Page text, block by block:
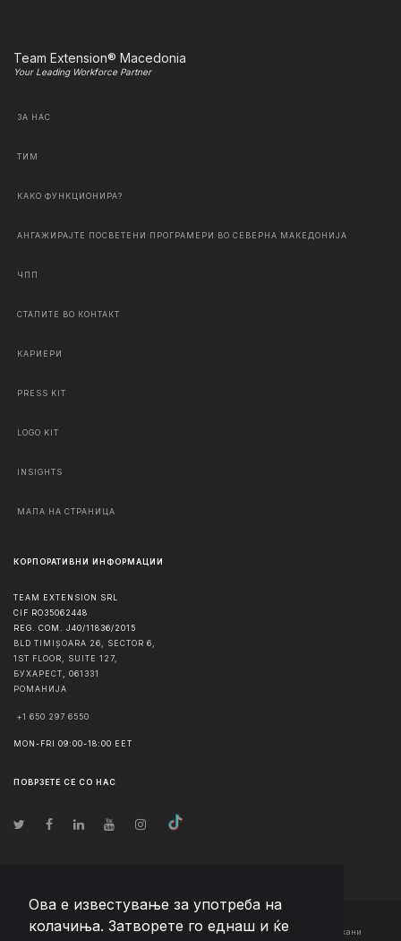
Ова е известување за употреба на
колачиња. Затворете го еднаш и ќе
Team Extension® Macedonia
Your Leading Workforce Partner
ЗА НАС
ТИМ
КАКО ФУНКЦИОНИРА?
АНГАЖИРАЈТЕ ПОСВЕТЕНИ ПРОГРАМЕРИ ВО СЕВЕРНА МАКЕДОНИЈА
ЧПП
СТАПИТЕ ВО КОНТАКТ
КАРИЕРИ
PRESS KIT
LOGO KIT
INSIGHTS
МАПА НА СТРАНИЦА
КОРПОРАТИВНИ ИНФОРМАЦИИ
TEAM EXTENSION SRL
CIF RO35062448
REG. COM. J40/11836/2015
BLD TIMIȘOARA 26, SECTOR 6,
1ST FLOOR, SUITE 127,
БУХАРЕСТ
061331
РОМАНИЈА
+1 650 297 6550
MON-FRI 09:00-18:00 EET
ПОВРЗЕТЕ СЕ СО НАС
© Авторско право2026 Team Extension Macedonia - Сите права задржани